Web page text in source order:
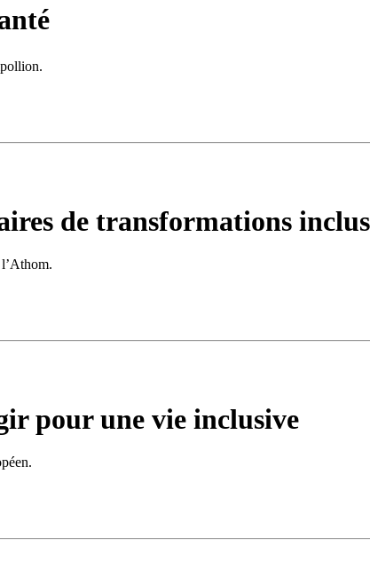
de transformations
pour une vie inclusive